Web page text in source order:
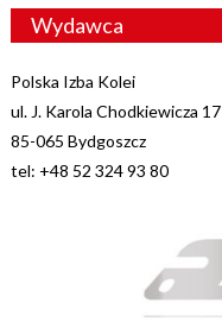
Wydawca
Polska Izba Kolei
ul. J. Karola Chodkiewicza 17
85-065 Bydgoszcz
tel: +48 52 324 93 80